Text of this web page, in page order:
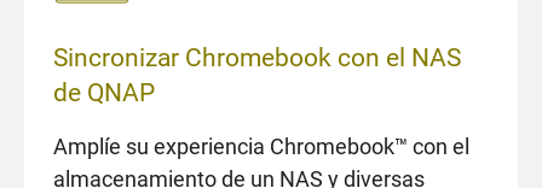
Sincronizar Chromebook con el NAS
de QNAP
Amplíe su experiencia Chromebook™ con el
almacenamiento de un NAS y diversas